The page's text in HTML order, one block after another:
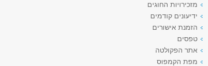
מזכירויות החוגים
ידיעונים קודמים
הזמנת אישורים
טפסים
אתר הפקולטה
מפת הקמפוס